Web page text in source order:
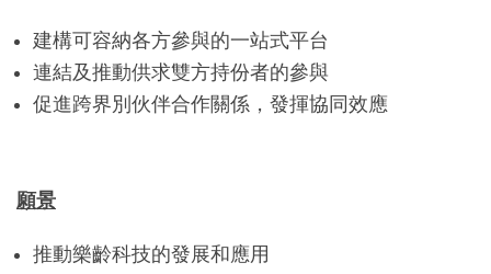
建構可容納各方參與的一站式平台
連結及推動供求雙方持份者的參與
促進跨界別伙伴合作關係，發揮協同效應
願景
推動樂齡科技的發展和應用